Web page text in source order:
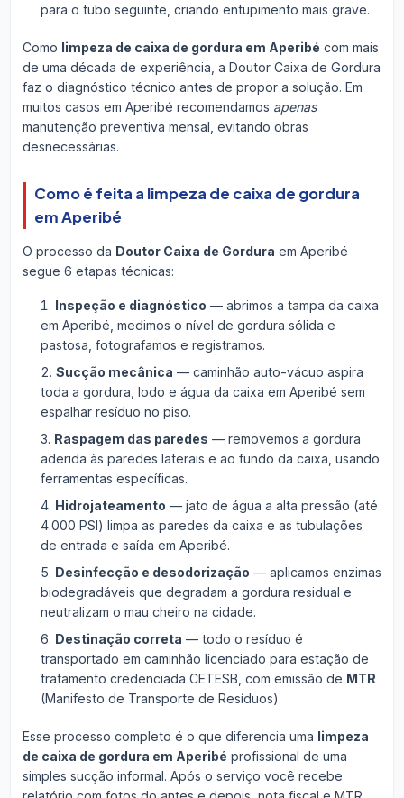
para o tubo seguinte, criando entupimento mais grave.
Como limpeza de caixa de gordura em Aperibé com mais
de uma década de experiência, a Doutor Caixa de Gordura
faz o diagnóstico técnico antes de propor a solução. Em
muitos casos em Aperibé recomendamos apenas
manutenção preventiva mensal, evitando obras
desnecessárias.
Como é feita a limpeza de caixa de gordura
em Aperibé
O processo da Doutor Caixa de Gordura em Aperibé
segue 6 etapas técnicas:
Inspeção e diagnóstico — abrimos a tampa da caixa
em Aperibé, medimos o nível de gordura sólida e
pastosa, fotografamos e registramos.
Sucção mecânica — caminhão auto-vácuo aspira
toda a gordura, lodo e água da caixa em Aperibé sem
espalhar resíduo no piso.
Raspagem das paredes — removemos a gordura
aderida às paredes laterais e ao fundo da caixa, usando
ferramentas específicas.
Hidrojateamento — jato de água a alta pressão (até
4.000 PSI) limpa as paredes da caixa e as tubulações
de entrada e saída em Aperibé.
Desinfecção e desodorização — aplicamos enzimas
biodegradáveis que degradam a gordura residual e
neutralizam o mau cheiro na cidade.
Destinação correta — todo o resíduo é
transportado em caminhão licenciado para estação de
tratamento credenciada CETESB, com emissão de MTR
(Manifesto de Transporte de Resíduos).
Esse processo completo é o que diferencia uma limpeza
de caixa de gordura em Aperibé profissional de uma
simples sucção informal. Após o serviço você recebe